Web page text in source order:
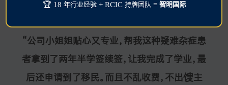
“公司小姐姐贴心又专业，帮我这种疑难杂症患
者拿到了两年半学签续签，让我完成了学业，最
后还申请到了移民。而且不乱收费，不出馊主
“靠谱 很顺利的拿到了加签和澳大利亚签证 非
常感谢”
“BISSI 有非常专业的签证服务，我孩子的美签
和加拿大学签以及我的延期签证都在贵公司办
理成功。服务周到，工作细心，办理及时。学业规
智明国际是留学移民行业的佼佼者，他们简化
繁琐步骤与程序，展现出了高水平的业务能力；
员工拥有生活方面多层次广泛的经验和人脉，只
“我这几年申请学校办签证都找智明 非常稳妥”
"BISSI has helped me with the application
of my daughter's China visa. They are
professional, efficient and knowledgable.
从第一次委托智明到现在已经快8年了，从高中
申请大学到毕业后的工签及团聚 我都很信任的
交给了智明团队。大家也很负责 文件都顺利办
🏆 18 年行业经验 + RCIC 持牌团队 = 智明国际